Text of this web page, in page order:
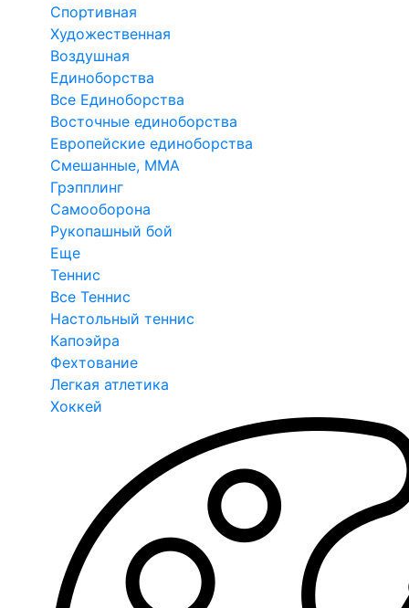
Спортивная
Художественная
Воздушная
Единоборства
Все Единоборства
Восточные единоборства
Европейские единоборства
Смешанные, ММА
Грэпплинг
Самооборона
Рукопашный бой
Еще
Теннис
Все Теннис
Настольный теннис
Капоэйра
Фехтование
Легкая атлетика
Хоккей